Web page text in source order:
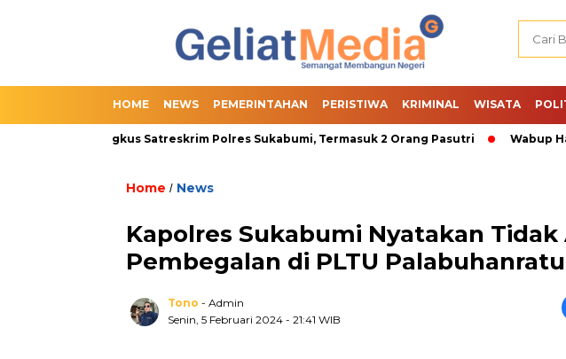
HOME NEWS PEMERINTAHAN PERISTIWA KRIMINAL WISATA
Diringkus Satreskrim Polres Sukabumi, Termasuk 2 Orang Pasutri Wabup
Home / News
Kapolres Sukabumi Nyatakan Tidak
Pembegalan di PLTU
Tono - Admin
Senin, 5 Februari 2024 - 21:41 WIB